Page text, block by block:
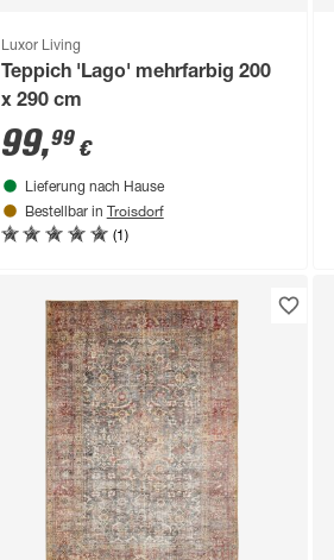
Luxor Living
Teppich 'Lago' mehrfarbig 200
x 290 cm
99,99€
Lieferung nach Hause
Bestellbar in Troisdorf
(1)